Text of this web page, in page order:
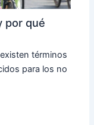
por qué
términos
para los no